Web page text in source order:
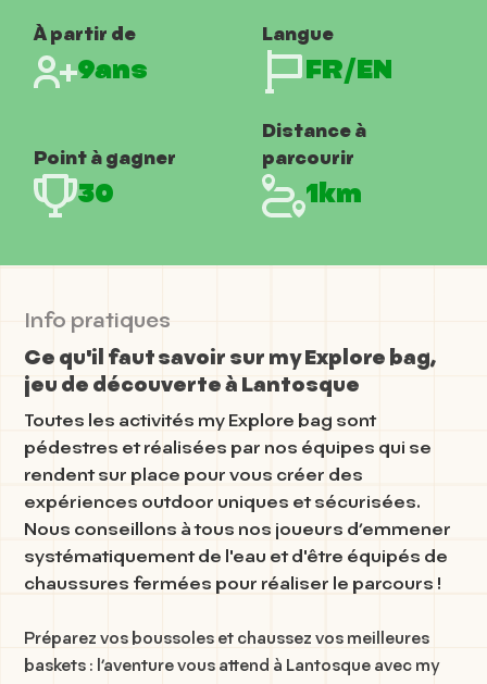
À partir de
9ans
Langue
FR/EN
Point à gagner
30
Distance à
parcourir
1km
Info pratiques
Ce qu'il faut savoir sur my Explore bag,
jeu de découverte à Lantosque
Toutes les activités my Explore bag sont
pédestres et réalisées par nos équipes qui se
rendent sur place pour vous créer des
expériences outdoor uniques et sécurisées.
Nous conseillons à tous nos joueurs d’emmener
systématiquement de l'eau et d'être équipés de
chaussures fermées pour réaliser le parcours !
Préparez vos boussoles et chaussez vos meilleures
baskets : l’aventure vous attend à Lantosque avec my